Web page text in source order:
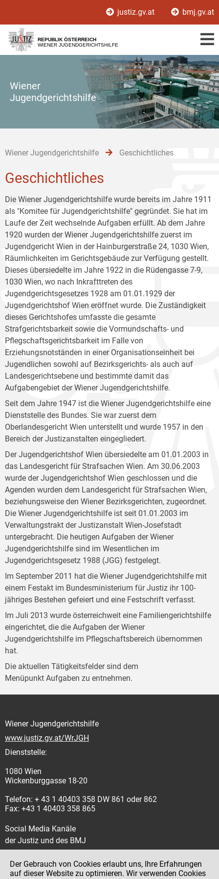
[1]
[2]
[3]
justiz.gv.at bmj.gv.at
REPUBLIK ÖSTERREICH
WIENER JUGENDGERICHTSHILFE
Wiener
Jugendgerichtshilfe
Wiener Jugendgerichtshilfe Geschichtliches
Geschichtliches
Die Wiener Jugendgerichtshilfe wurde bereits im Jahre 1911
als "Komitee für Jugendgerichtshilfe" gegründet. Sie hat im
Laufe der Zeit wechselnde Aufgaben erfüllt. Ab dem Jahre
1920 wurden der Wiener Jugendgerichtshilfe zuerst im
Jugendgericht Wien in der Hainburgerstraße 24, 1030 Wien,
Räumlichkeiten im Gerichtsgebäude zur Verfügung gestellt.
Dieses übersiedelte im Jahre 1922 in die Rüdengasse 7-9,
1030 Wien, wo nach Inkrafttreten des
Jugendgerichtsgesetzes 1928 am 01.01.1929 der
Jugendgerichtshof Wien eröffnet wurde. Die Zuständigkeit
dieses Gerichtshofes umfasste die gesamte
Strafgerichtsbarkeit sowie die Vormundschafts- und
Pflegschaftsgerichtsbarkeit im Falle von
Erziehungsnotständen in einer Organisationseinheit bei
Jugendlichen sowohl auf Bezirksgerichts- als auch auf
Landesgerichtsebene und bestimmte damit das
Aufgabengebiet der Wiener Jugendgerichtshilfe.
Seit dem Jahre 1947 ist die Wiener Jugendgerichtshilfe eine
Dienststelle des Bundes. Sie war zuerst dem
Oberlandesgericht Wien unterstellt und wurde 1957 in den
Bereich der Justizanstalten eingegliedert.
Der Jugendgerichtshof Wien übersiedelte am 01.01.2003 in
das Landesgericht für Strafsachen Wien. Am 30.06.2003
wurde der Jugendgerichtshof Wien geschlossen und die
Agenden wurden dem Landesgericht für Strafsachen Wien,
beziehungsweise den Wiener Bezirksgerichten, zugeordnet.
Die Wiener Jugendgerichtshilfe ist seit 01.01.2003 im
Verwaltungstrakt der Justizanstalt Wien-Josefstadt
untergebracht. Die heutigen Aufgaben der Wiener
Jugendgerichtshilfe sind im Wesentlichen im
Jugendgerichtsgesetz 1988 (JGG) festgelegt.
Im September 2011 hat die Wiener Jugendgerichtshilfe mit
einem Festakt im Bundesministerium für Justiz ihr 100-
jähriges Bestehen gefeiert und eine Festschrift verfasst.
Im Juli 2013 wurde österreichweit eine Familiengerichtshilfe
eingerichtet, die die Aufgaben der Wiener
Jugendgerichtshilfe im Pflegschaftsbereich übernommen
hat.
Die aktuellen Tätigkeitsfelder sind dem
Menüpunkt Aufgaben zu entnehmen.
Wiener Jugendgerichtshilfe
www.justiz.gv.at/WrJGH
Dienststelle:
1080 Wien
Wickenburggasse 18-20
Telefon: + 43 1 40403 358 DW 861 oder 862
Fax: +43 1 40403 358 865
Social Media Kanäle
der Justiz und des BMJ
Der Gebrauch von Cookies erlaubt uns, Ihre Erfahrungen
auf dieser Website zu optimieren. Wir verwenden Cookies